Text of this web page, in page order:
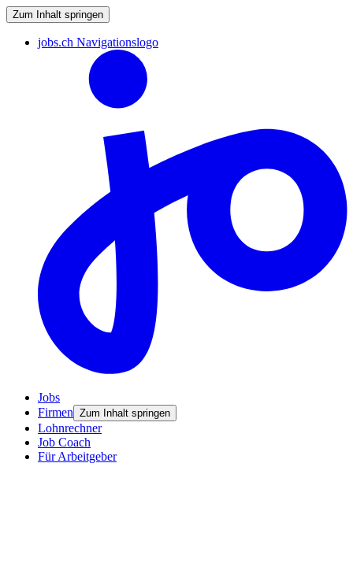
Zum Inhalt springen
jobs.ch Navigationslogo
Jobs
Firmen Zum Inhalt springen
Lohnrechner
Job Coach
Für Arbeitgeber